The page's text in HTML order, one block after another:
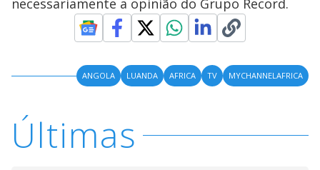
necessariamente a opinião do Grupo Record.
ANGOLA LUANDA AFRICA TV MYCHANNELAFRICA
Últimas